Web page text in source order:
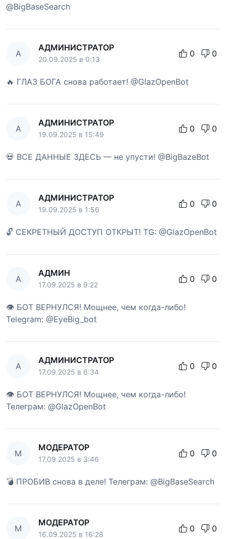
@BigBaseSearch
А
АДМИНИСТРАТОР
20.09.2025 в 0:13
0 0
🔥 ГЛАЗ БОГА снова работает! @GlazOpenBot
А
АДМИНИСТРАТОР
19.09.2025 в 15:49
0 0
💀 ВСЕ ДАННЫЕ ЗДЕСЬ — не упусти! @BigBazeBot
А
АДМИНИСТРАТОР
19.09.2025 в 1:56
0 0
🔓 СЕКРЕТНЫЙ ДОСТУП ОТКРЫТ! TG: @GlazOpenBot
А
АДМИН
17.09.2025 в 9:22
0 0
👁 БОТ ВЕРНУЛСЯ! Мощнее, чем когда-либо!
Telegram: @EyeBig_bot
А
АДМИНИСТРАТОР
17.09.2025 в 6:34
0 0
👁 БОТ ВЕРНУЛСЯ! Мощнее, чем когда-либо!
Телеграм: @GlazOpenBot
М
МОДЕРАТОР
17.09.2025 в 3:46
0 0
💣 ПРОБИВ снова в деле! Телеграм: @BigBaseSearch
М
МОДЕРАТОР
16.09.2025 в 16:28
0 0